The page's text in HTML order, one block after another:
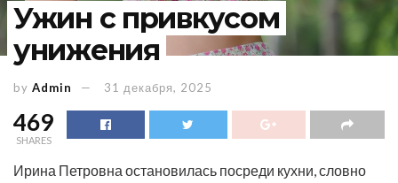
Ужин с привкусом
унижения
by Admin 31 декабря, 2025
469
SHARES
Ирина Петровна остановилась посреди кухни, словно